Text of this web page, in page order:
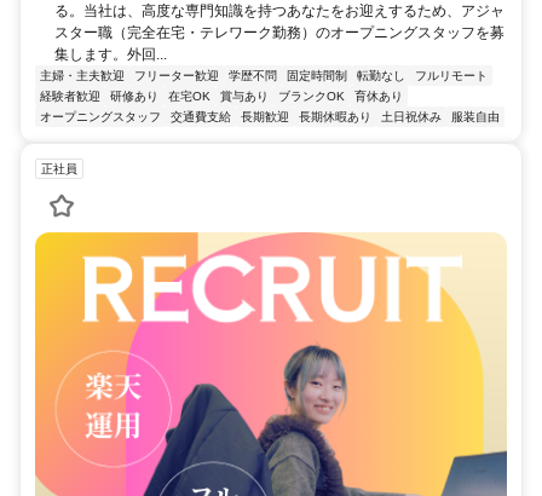
る。当社は、高度な専門知識を持つあなたをお迎えするため、アジャ
スター職（完全在宅・テレワーク勤務）のオープニングスタッフを募
集します。外回...
主婦・主夫歓迎 フリーター歓迎 学歴不問 固定時間制 転勤なし
フルリモート
経験者歓迎
研修あり 在宅OK 賞与あり ブランクOK
育休あり
オープニングスタッフ
交通費支給 長期歓迎 長期休暇あり 土日祝休み 服装自由
正社員